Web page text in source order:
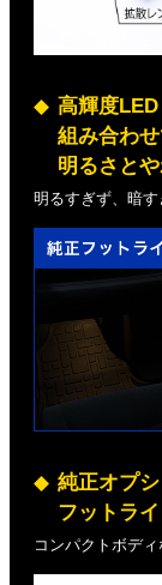
高輝度
組み合わ
明るさと
明るすぎず、暗
純正オプ
フットラ
コンパクトボデ